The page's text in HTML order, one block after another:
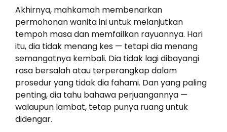
Akhirnya, mahkamah membenarkan
permohonan wanita ini untuk melanjutkan
tempoh masa dan memfailkan rayuannya. Hari
itu, dia tidak menang kes — tetapi dia menang
semangatnya kembali. Dia tidak lagi dibayangi
rasa bersalah atau terperangkap dalam
prosedur yang tidak dia fahami. Dan yang paling
penting, dia tahu bahawa perjuangannya —
walaupun lambat, tetap punya ruang untuk
didengar.